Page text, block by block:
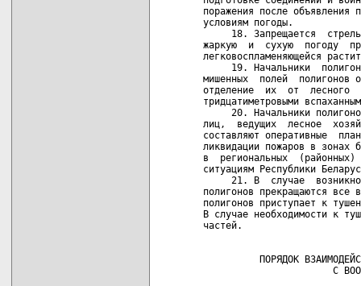
поражения после
условиям погоды.
18. Запрещается
жаркую  и  сухую  погоду
легковоспламеняющейся
19. Начальники
мишенных  полей  полигонов
отделение  их  от  лесного
тридцатиметровыми
20. Начальники
лиц,  ведущих  лесное
составляют оперативные
ликвидации пожаров в зонах
в  региональных  (районных)
ситуациям Республики
21. В  случае
полигонов прекращаются
полигонов приступает к
В случае необходимости к
частей.
ПОРЯДОК
С